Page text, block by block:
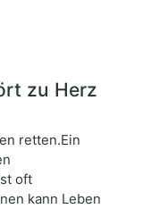
zu Herz
retten.Ein
oft
kann Leben